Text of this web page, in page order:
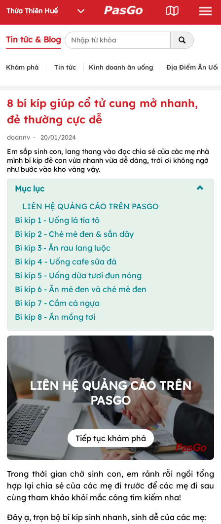
Tin tức & Blog
Khám phá Tin tức Kinh doanh ăn uống Địa Điểm Ăn
8 bí kíp giúp cổ tử cung mở nhanh,
đẻ thường cực dễ
doannv - 20/01/2024
Em sắp sinh con, lang thang vào đọc chia sẻ của các mẹ nhà
mình bí kíp đẻ con vừa nhanh vừa dễ dàng, trời ơi không ngờ
như bước vào kho vàng vậy.
Mục lục
LIÊN HỆ QUẢNG CÁO TRÊN PASGO
Bí kíp 1 - Uống lá tía tô
Bí kíp 2 - Chè mè đen & sắn dây
Bí kíp 3 - Ăn rau lang luộc
Bí kíp 4 - Uống cafe sữa đá
Bí kíp 5 - Uống dừa tươi đun nóng
Bí kíp 6 - Ăn mè đen và chè mè đen
Bí kíp 7 - Cầm cá ngựa
Bí kíp 8 - Ăn mồng tơi
LIÊN HỆ QUẢNG CÁO TRÊN
PASGO
Tiếp tục khám phá
Trong thời gian chờ sinh con, em rảnh rỗi ngồi tổng
hợp lại chia sẻ của các mẹ đi trước để các mẹ đi sau
cùng tham khảo khỏi mắc công tìm kiếm nha!
Đây ạ, trọn bộ bí kíp sinh nhanh, sinh dễ của các mẹ: